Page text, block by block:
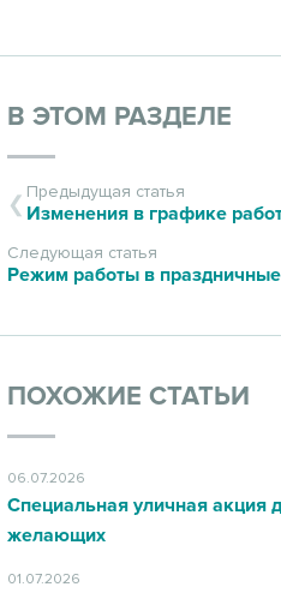
В ЭТОМ РАЗДЕЛЕ
Предыдущая статья
Изменения в графике
Следующая статья
Режим работы в
ПОХОЖИЕ СТАТЬИ
06.07.2026
Специальная уличная акция
желающих
01.07.2026